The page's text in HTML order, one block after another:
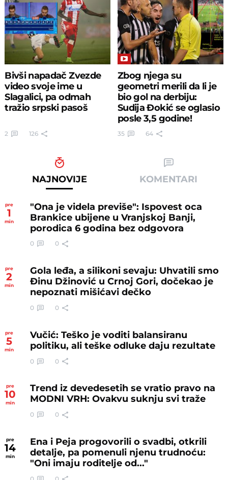
Bivši napadač Zvezde
video svoje ime u
Slagalici, pa odmah
tražio srpski pasoš
2 126
Zbog njega su
geometri merili da li je
bio gol na derbiju:
Sudija Đokić se oglasio
posle 3,5 godine!
35 64
NAJNOVIJE KOMENTARI
pre
1
min
"Ona je videla previše": Ispovest oca
Brankice ubijene u Vranjskoj Banji,
porodica 6 godina bez odgovora
0 0
pre
2
min
Gola leđa, a silikoni sevaju: Uhvatili smo
Đinu Džinović u Crnoj Gori, dočekao je
nepoznati mišićavi dečko
0 0
pre
5
min
Vučić: Teško je voditi balansiranu
politiku, ali teške odluke daju rezultate
0 0
pre
10
min
Trend iz devedesetih se vratio pravo na
MODNI VRH: Ovakvu suknju svi traže
0 0
pre
14
min
Ena i Peja progovorili o svadbi, otkrili
detalje, pa pomenuli njenu trudnoću:
"Oni imaju roditelje od..."